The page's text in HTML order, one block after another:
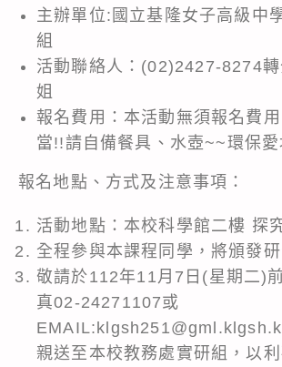
主辦單位:國立基隆女子高級中
組
活動聯絡人：(02)2427-8274
姐
報名費用：本活動無須報名費
當!!請自備餐具、水壺~~環保
報名地點、方式及注意事項：
活動地點：本校科學館二樓 探
全程參與本課程同學，將頒發
敬請於112年11月7日(星期二)
真02-24271107或
親送至本校教務處實研組，以